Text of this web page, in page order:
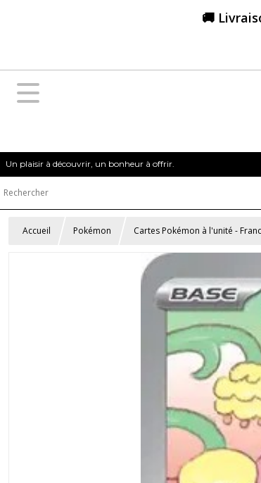
🚚
Un plaisir à découvrir, un bonheur à offrir.
Accueil Pokémon Cartes Pokémon à l'unité -